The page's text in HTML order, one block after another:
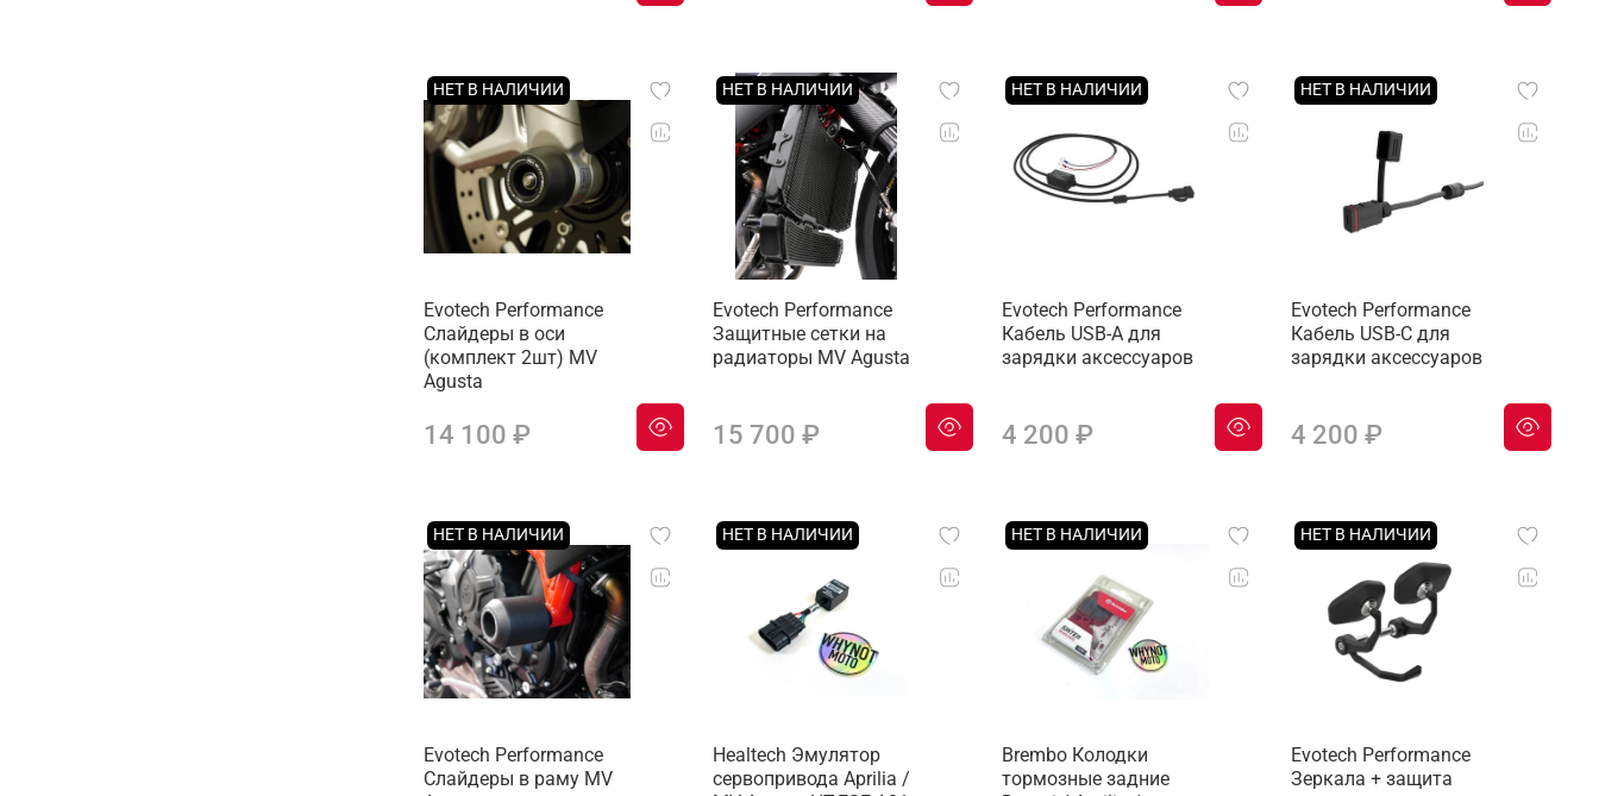
НЕТ В НАЛИЧИИ
Evotech Performance
Слайдеры в оси
(комплект 2шт) MV
Agusta
14 100 ₽
НЕТ В НАЛИЧИИ
Evotech Performance
Защитные сетки на
радиаторы MV Agusta
15 700 ₽
НЕТ В НАЛИЧИИ
Evotech Performance
Кабель USB-A для
зарядки аксессуаров
4 200 ₽
НЕТ В НАЛИЧИИ
Evotech Performance
Кабель USB-C для
зарядки аксессуаров
4 200 ₽
НЕТ В НАЛИЧИИ
Evotech Performance
Слайдеры в раму MV
НЕТ В НАЛИЧИИ
Healtech Эмулятор
сервопривода Aprilia /
НЕТ В НАЛИЧИИ
Brembo Колодки
тормозные задние
НЕТ В НАЛИЧИИ
Evotech Performance
Зеркала + защита